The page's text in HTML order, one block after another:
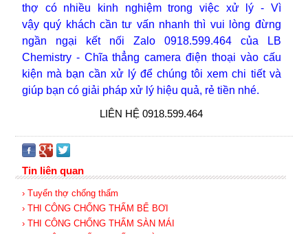
thợ có nhiều kinh nghiệm trong việc xử lý - Vì
vậyquý khách cần tư vấn nhanh thì vui lòng đừng
ngần ngại kết nối Zalo 0918.599.464 của LB
Chemistry - Chĩa thẳng camera điện thoại vào cấu
kiện mà bạn cần xử lý để chúng tôi xem chi tiết và
giúp bạn có giải pháp xử lý hiệu quả, rẻ tiền nhé.
LIÊN HỆ 0918.599.464
Tin liên quan
› Tuyển thợ chống thấm
› THI CÔNG CHỐNG THẤM BỂ BƠI
› THI CÔNG CHỐNG THẤM SÀN MÁI